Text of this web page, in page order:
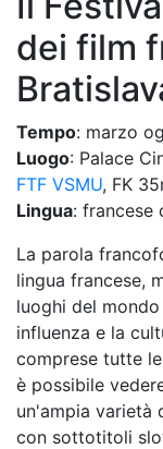
dei film
Tempo: marzo
Luogo: Palace
FTF VSMU, FK
Lingua: francese
La parola
lingua francese,
luoghi del
influenza e la
comprese tutte
è possibile
un'ampia varietà
con sottotitoli